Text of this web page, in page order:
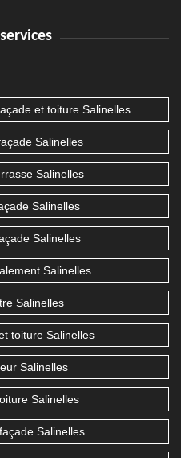
et toiture Salinelles
Salinelles
Salinelles
Salinelles
Salinelles
Salinelles
Salinelles
toiture Salinelles
Salinelles
Salinelles
Salinelles